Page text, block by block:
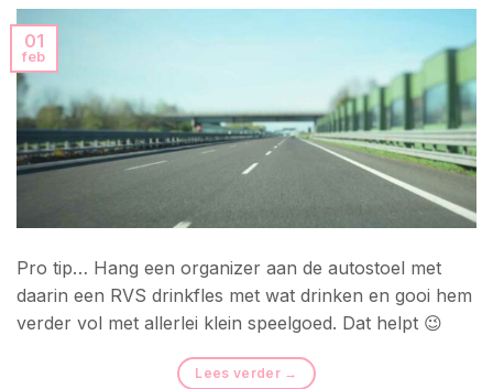
01
feb
Pro tip… Hang een organizer aan de autostoel met
daarin een RVS drinkfles met wat drinken en gooi hem
verder vol met allerlei klein speelgoed. Dat helpt 😉
Lees verder →